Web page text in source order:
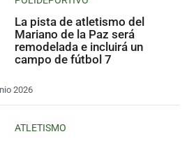
La pista de atletismo del
Mariano de la Paz será
remodelada e incluirá un
campo de fútbol 7
2026
ATLETISMO